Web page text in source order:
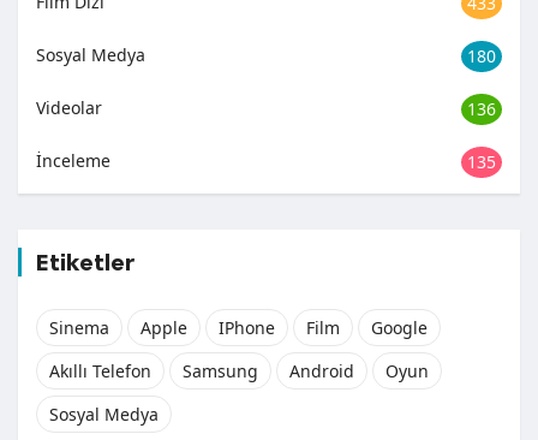
Sosyal Medya 180
Videolar 136
İnceleme 135
Etiketler
Sinema Apple IPhone Film
Google
Akıllı Telefon
Samsung Android
Oyun
Sosyal Medya